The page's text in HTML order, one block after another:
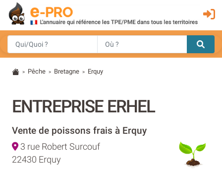
> Pêche > Bretagne > Erquy
ENTREPRISE ERHEL
Vente de poissons frais à Erquy
3 rue Robert Surcouf
22430 Erquy